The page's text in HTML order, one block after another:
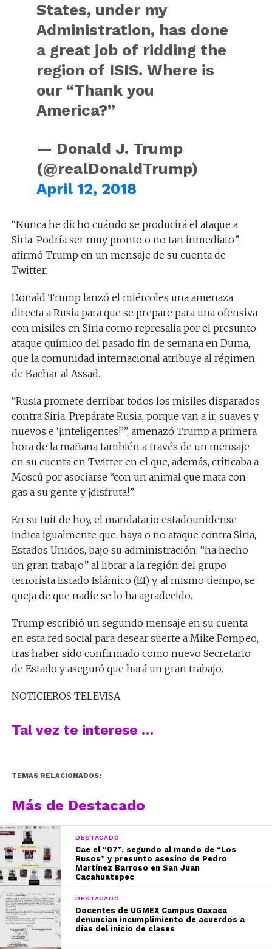
States, under my
Administration, has done
a great job of ridding the
region of ISIS. Where is
our “Thank you
America?”
— Donald J. Trump
(@realDonaldTrump)
April 12, 2018
“Nunca he dicho cuándo se producirá el ataque a
Siria. Podría ser muy pronto o no tan inmediato”,
afirmó Trump en un mensaje de su cuenta de
Twitter.
Donald Trump lanzó el miércoles una amenaza
directa a Rusia para que se prepare para una ofensiva
con misiles en Siria como represalia por el presunto
ataque químico del pasado fin de semana en Duma,
que la comunidad internacional atribuye al régimen
de Bachar al Assad.
“Rusia promete derribar todos los misiles disparados
contra Siria. Prepárate Rusia, porque van a ir, suaves y
nuevos e ‘¡inteligentes!’”, amenazó Trump a primera
hora de la mañana también a través de un mensaje
en su cuenta en Twitter en el que, además, criticaba a
Moscú por asociarse “con un animal que mata con
gas a su gente y ¡disfruta!”.
En su tuit de hoy, el mandatario estadounidense
indica igualmente que, haya o no ataque contra Siria,
Estados Unidos, bajo su administración, “ha hecho
un gran trabajo” al librar a la región del grupo
terrorista Estado Islámico (EI) y, al mismo tiempo, se
queja de que nadie se lo ha agradecido.
Trump escribió un segundo mensaje en su cuenta
en esta red social para desear suerte a Mike Pompeo,
tras haber sido confirmado como nuevo Secretario
de Estado y aseguró que hará un gran trabajo.
NOTICIEROS TELEVISA
Tal vez te interese …
TEMAS RELACIONADOS:
Más de Destacado
DESTACADO
Cae el “07”, segundo al mando de “Los
Rusos” y presunto asesino de Pedro
Martínez Barroso en San Juan
Cacahuatepec
DESTACADO
Docentes de UGMEX Campus Oaxaca
denuncian incumplimiento de acuerdos a
días del inicio de clases